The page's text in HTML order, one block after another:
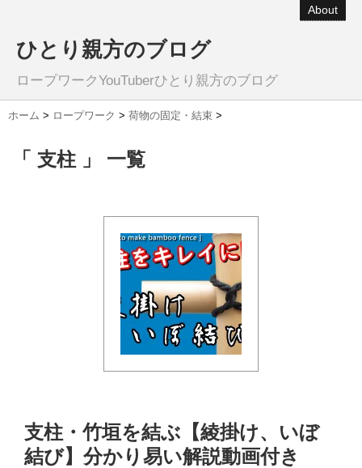
About
ひとり親方のブログ
ロープワークYouTuberひとり親方のブログ
ホーム > ロープワーク > 荷物の固定・結束 >
「 支柱 」 一覧
支柱・竹垣を結ぶ【綾掛け、いぼ
結び】分かり易い解説動画付き